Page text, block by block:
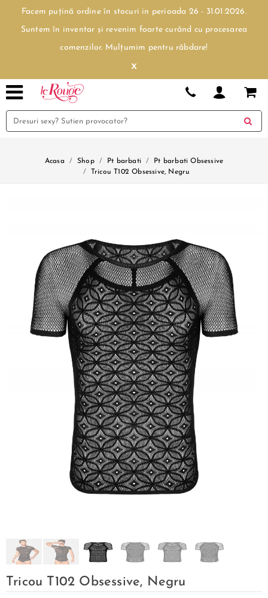
Facem puțină ordine în stocuri in perioada 26 - 31.01.2026.
Suntem în inventar și revenim foarte curând cu procesarea
comenzilor. Mulțumim pentru răbdare!
x
Acasa Shop Pt barbati
Pt barbati Obsessive
Tricou T102 Obsessive, Negru
Tricou T102 Obsessive, Negru